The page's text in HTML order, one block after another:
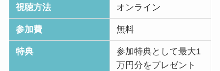
視聴方法 オンライン
参加費 無料
特典
参加特典として最大1
万円分をプレゼント